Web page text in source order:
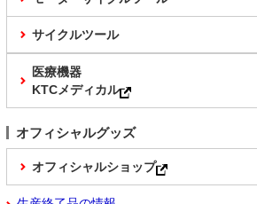
サイクルツール
医療機器
KTCメディカル
オフィシャルグッズ
オフィシャルショップ